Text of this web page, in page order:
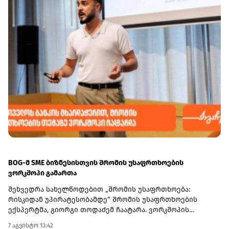
BOG-მ SME ბიზნესისთვის შრომის უსაფრთხოების
ვორკშოპი გამართა
შეხვედრა სახელწოდებით „შრომის უსაფრთხოება:
რისკიდან უპირატესობამდე“ შრომის უსაფრთხოების
ექსპერტმა, გიორგი თოდაძემ ჩაატარა. ვორკშოპის
7 აგვისტო 13:42